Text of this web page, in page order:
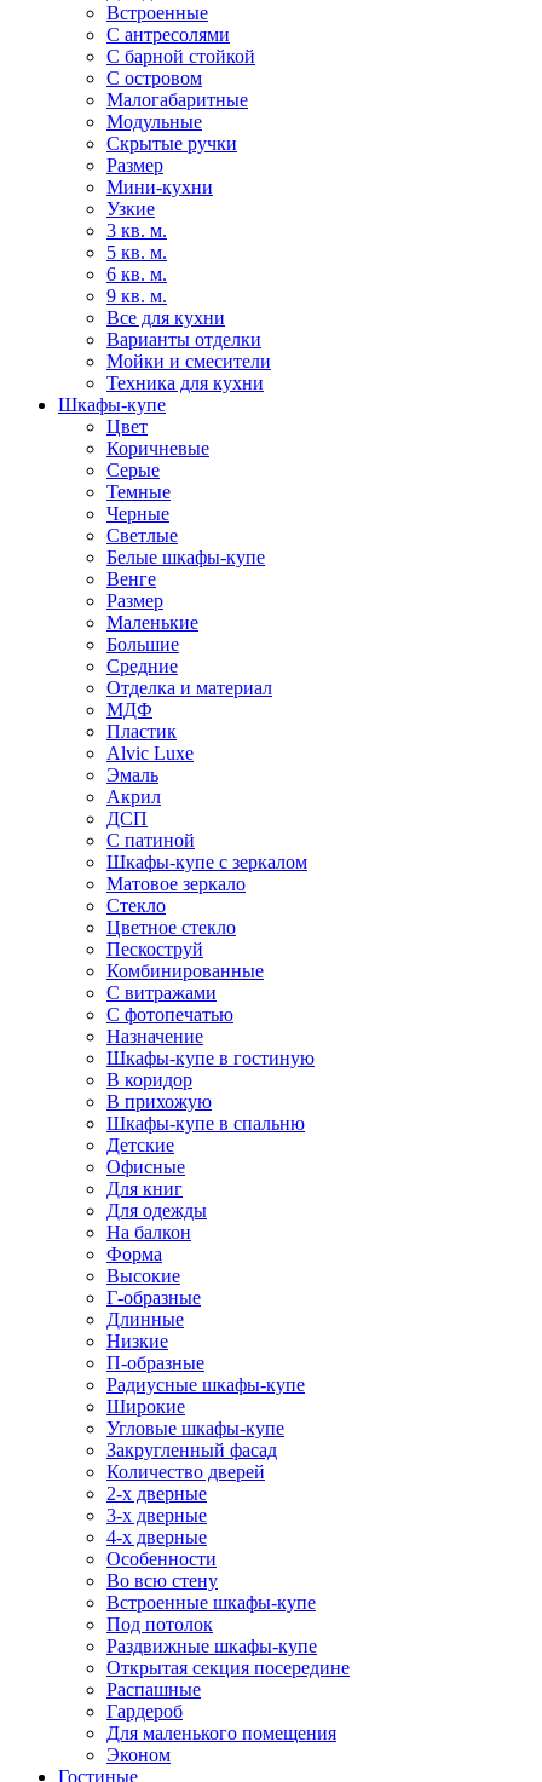
Встроенные
С антресолями
С барной стойкой
С островом
Малогабаритные
Модульные
Скрытые ручки
Размер
Мини-кухни
Узкие
3 кв. м.
5 кв. м.
6 кв. м.
9 кв. м.
Все для кухни
Варианты отделки
Мойки и смесители
Техника для кухни
Шкафы-купе
Цвет
Коричневые
Серые
Темные
Черные
Светлые
Белые шкафы-купе
Венге
Размер
Маленькие
Большие
Средние
Отделка и материал
МДФ
Пластик
Alvic Luxe
Эмаль
Акрил
ДСП
С патиной
Шкафы-купе с зеркалом
Матовое зеркало
Стекло
Цветное стекло
Пескоструй
Комбинированные
С витражами
С фотопечатью
Назначение
Шкафы-купе в гостиную
В коридор
В прихожую
Шкафы-купе в спальню
Детские
Офисные
Для книг
Для одежды
На балкон
Форма
Высокие
Г-образные
Длинные
Низкие
П-образные
Радиусные шкафы-купе
Широкие
Угловые шкафы-купе
Закругленный фасад
Количество дверей
2-х дверные
3-х дверные
4-х дверные
Особенности
Во всю стену
Встроенные шкафы-купе
Под потолок
Раздвижные шкафы-купе
Открытая секция посередине
Распашные
Гардероб
Для маленького помещения
Эконом
Гостиные